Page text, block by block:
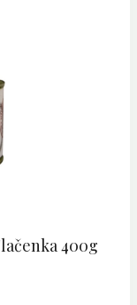
400g